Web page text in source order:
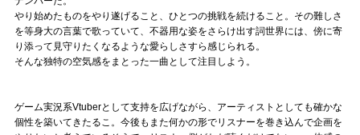
やり始めたものをやり遂げること、ひとつの挑戦を続けること。その難しさ
を等身大の言葉で歌っていて、不器用な姿をさらけ出す詞世界には、傍に寄
り添って見守りたくなるような愛らしさすら感じられる。
そんな独特の空気感をまとった一曲として注目しよう。
ゲーム実況系Vtuberとして支持を広げながら、アーティストとしても確かな
個性を築いてきたるこ。今後もまた何かの形でリスナーを巻き込んで企画を